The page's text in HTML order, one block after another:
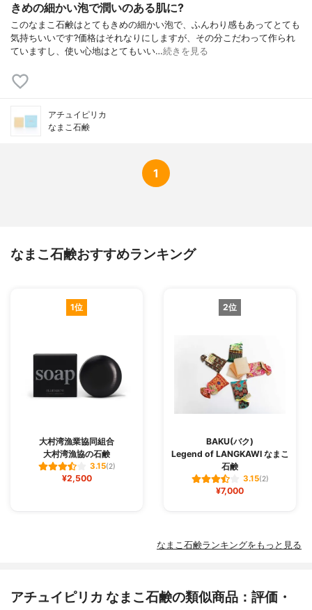
きめの細かい泡で潤いのある肌に?
このなまこ石鹸はとてもきめの細かい泡で、ふんわり感もあってとても
気持ちいいです?価格はそれなりにしますが、その分こだわって作られ
ていますし、使い心地はとてもいい…続きを見る
アチュイピリカ
なまこ石鹸
1
なまこ石鹸おすすめランキング
1位
大村湾漁業協同組合
大村湾漁協の石鹸
3.15(2)
¥2,500
2位
BAKU(バク)
Legend of LANGKAWI なまこ
石鹸
3.15(2)
¥7,000
なまこ石鹸ランキングをもっと見る
アチュイピリカ なまこ石鹸の類似商品：評価・